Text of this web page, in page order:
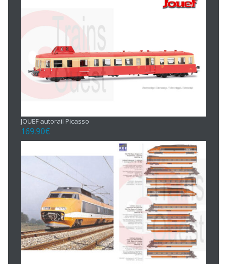
JOUEF autorail Picasso
169.90€